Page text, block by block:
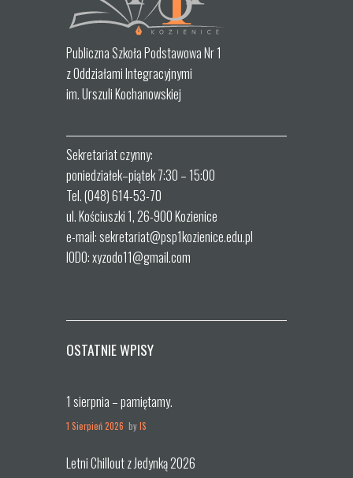
Publiczna Szkoła Podstawowa Nr 1
z Oddziałami Integracyjnymi
im. Urszuli Kochanowskiej
Sekretariat czynny:
poniedziałek–piątek 7:30 – 15:00
Tel. (048) 614-53-70
ul. Kościuszki 1, 26-900 Kozienice
e-mail: sekretariat@psp1kozienice.edu.pl
IODO: xyzodo11@gmail.com
OSTATNIE WPISY
1 sierpnia – pamiętamy.
1 Sierpień 2026 byIS
Letni Chillout z Jedynką 2026